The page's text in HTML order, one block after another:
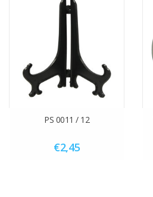
PS 0011 / 12
€2,45